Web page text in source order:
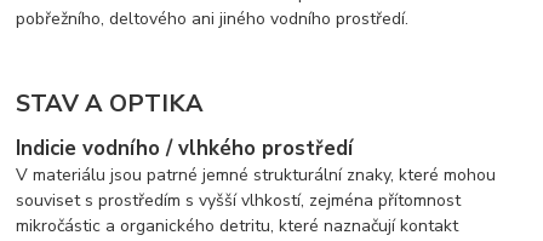
pobřežního, deltového ani jiného vodního prostředí.
STAV A OPTIKA
Indicie vodního / vlhkého prostředí
V materiálu jsou patrné jemné strukturální znaky, které mohou
souviset s prostředím s vyšší vlhkostí, zejména přítomnost
mikročástic a organického detritu, které naznačují kontakt